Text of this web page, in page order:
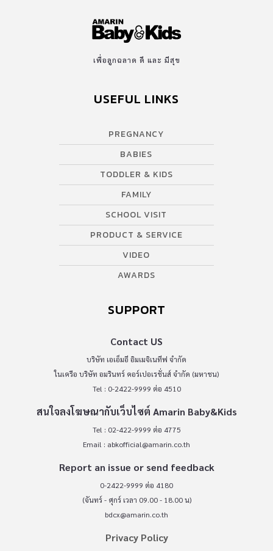
เพื่อลูกฉลาด ดี และ มีสุข
USEFUL LINKS
PREGNANCY
BABIES
TODDLER & KIDS
FAMILY
SCHOOL VISIT
PRODUCT & SERVICE
VIDEO
AWARDS
SUPPORT
Contact US
บริษัท เอเอ็มอี อิมเมจิเนทีฟ จำกัด
ในเครือ บริษัท อมรินทร์ คอร์เปอเรชั่นส์ จำกัด (มหาชน)
Tel : 0-2422-9999 ต่อ 4510
สนใจลงโฆษณากับเว็บไซต์ Amarin Baby&Kids
Tel : 02-422-9999 ต่อ 4775
Email : abkofficial@amarin.co.th
Report an issue or send feedback
0-2422-9999 ต่อ 4180
(จันทร์ - ศุกร์ เวลา 09.00 - 18.00 น)
bdcx@amarin.co.th
Privacy Policy